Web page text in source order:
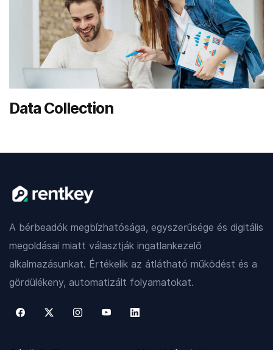
Data Collection
A bérbeadók megbízhatósága, egyszerűsége és digitális
megoldásai miatt választják ingatlankezelő
alkalmazásunkat. Értékelik az átlátható működést és a
gördülékeny, automatizált folyamatokat.